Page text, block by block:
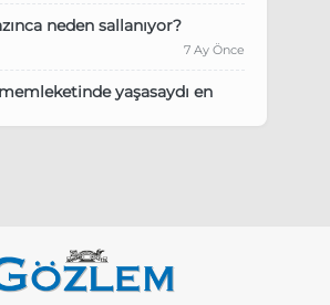
neden sallanıyor?
7 Ay Önce
yaşasaydı en
nasıl temizlenir?